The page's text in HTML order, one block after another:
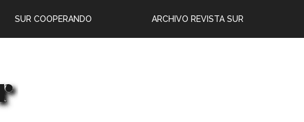
ARCHIVO REVISTA SUR
SUR COOPERANDO